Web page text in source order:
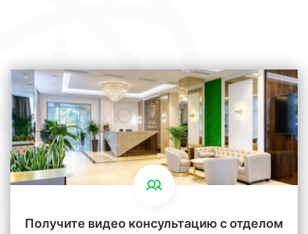
Получите видео консультацию с отделом